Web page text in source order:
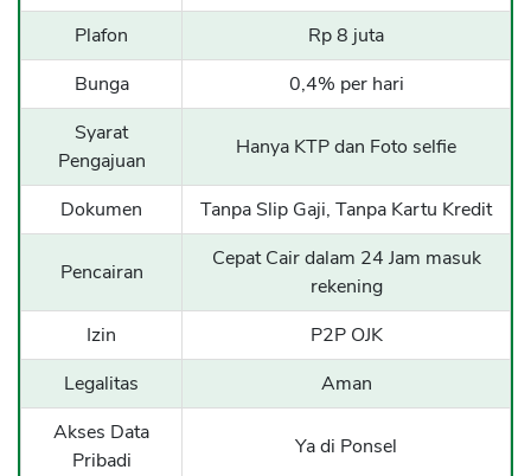
Plafon
Rp 8 juta
Bunga
0,4% per hari
Syarat
Pengajuan
Hanya KTP dan Foto selfie
Dokumen Tanpa Slip Gaji, Tanpa Kartu Kredit
Pencairan
Cepat Cair dalam 24 Jam masuk
rekening
Izin
P2P OJK
Legalitas
Aman
Akses Data
Pribadi
Ya di Ponsel